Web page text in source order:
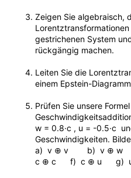
Zeigen Sie algebraisch,
gestrichenen System
rückgängig machen.
Leiten Sie die
einem Epstein-
Prüfen Sie unsere
w = 0.8·c , u = -0.5·c
Geschwindigkeiten.
a) v ⊕ v b) v ⊕
c ⊕ c f) c ⊕ u g)